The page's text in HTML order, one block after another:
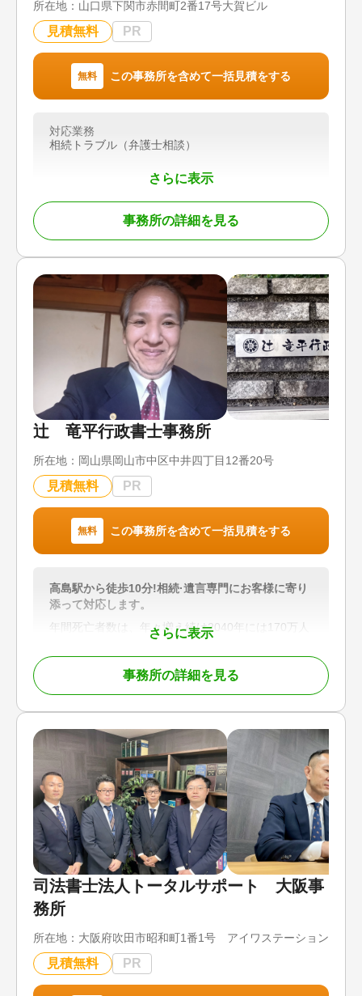
談可 / 事務所面談可
木津川市、相楽郡精華町、和束町、笠置町、南山城
村、綴喜郡井手町、綴喜郡宇治田原町、京田辺市、
城陽市、宇治市、奈良市、生駒市、大和郡山市、天
理市、伊賀市
【営業時間】
平日8:30〜17:15、土曜日8:30〜17:15
対応地域
木津川市、相楽郡精華町、和束町、笠置町、南山城
城陽市、宇治市、奈良市、生駒市、大和郡山市、天
対応体制
訪問可 / 初回相談無料
所在地： 山口県下関市赤間町2番17号大賀ビル
見積無料 PR
無料 この事務所を含めて一括見積をする
さらに表示
対応業務
相続トラブル（弁護士相談）
事務所の詳細を見る
辻󠄀 竜平行政書士事務所
所在地： 岡山県岡山市中区中井四丁目12番20号
見積無料 PR
無料 この事務所を含めて一括見積をする
さらに表示
高島駅から徒歩10分!相続·遺言専門にお客様に寄り
添って対応します。
年間死亡者数は、年々増え続け2040年には170万人
になると推計されています。相続· 遺言はますます
重要になってきます。当事務所は、自筆証書遺言原
案作成 、戸籍収集等の遺言·相続業務だけでなく身
元保証も行っております。
お困りごとがございましたら、当事務所に何なりと
ご相談、お任せください。
【アクセス】JR高島駅から徒歩10分
【営業時間】9時から18時
対応地域
岡山県全域、兵庫県赤穂市、相生市
対応業務
遺言書 / 遺産分割 / 相続財産調査 / 相続手続き / 銀
行手続き / 戸籍収集 / 相続人調査
対応体制
電話相談可 / 訪問可 / 土日相談可 / 初回相談無料 /
18時以降相談可 / オンライン面談可
事務所の詳細を見る
司法書士法人トータルサポート 大阪事
務所
所在地： 大阪府吹田市昭和町1番1号 アイワステーションビル
見積無料 PR